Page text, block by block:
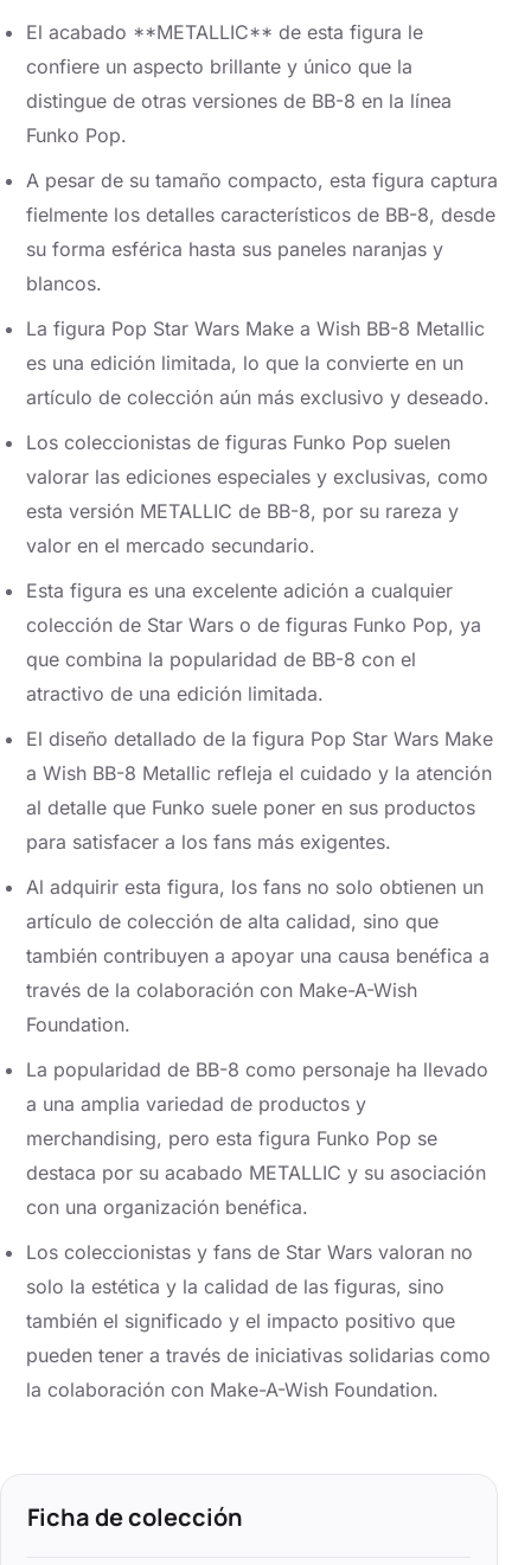
El acabado **METALLIC** de esta figura le
confiere un aspecto brillante y único que la
distingue de otras versiones de BB-8 en la línea
Funko Pop.
A pesar de su tamaño compacto, esta figura captura
fielmente los detalles característicos de BB-8, desde
su forma esférica hasta sus paneles naranjas y
blancos.
La figura Pop Star Wars Make a Wish BB-8 Metallic
es una edición limitada, lo que la convierte en un
artículo de colección aún más exclusivo y deseado.
Los coleccionistas de figuras Funko Pop suelen
valorar las ediciones especiales y exclusivas, como
esta versión METALLIC de BB-8, por su rareza y
valor en el mercado secundario.
Esta figura es una excelente adición a cualquier
colección de Star Wars o de figuras Funko Pop, ya
que combina la popularidad de BB-8 con el
atractivo de una edición limitada.
El diseño detallado de la figura Pop Star Wars Make
a Wish BB-8 Metallic refleja el cuidado y la atención
al detalle que Funko suele poner en sus productos
para satisfacer a los fans más exigentes.
Al adquirir esta figura, los fans no solo obtienen un
artículo de colección de alta calidad, sino que
también contribuyen a apoyar una causa benéfica a
través de la colaboración con Make-A-Wish
Foundation.
La popularidad de BB-8 como personaje ha llevado
a una amplia variedad de productos y
merchandising, pero esta figura Funko Pop se
destaca por su acabado METALLIC y su asociación
con una organización benéfica.
Los coleccionistas y fans de Star Wars valoran no
solo la estética y la calidad de las figuras, sino
también el significado y el impacto positivo que
pueden tener a través de iniciativas solidarias como
la colaboración con Make-A-Wish Foundation.
Ficha de colección